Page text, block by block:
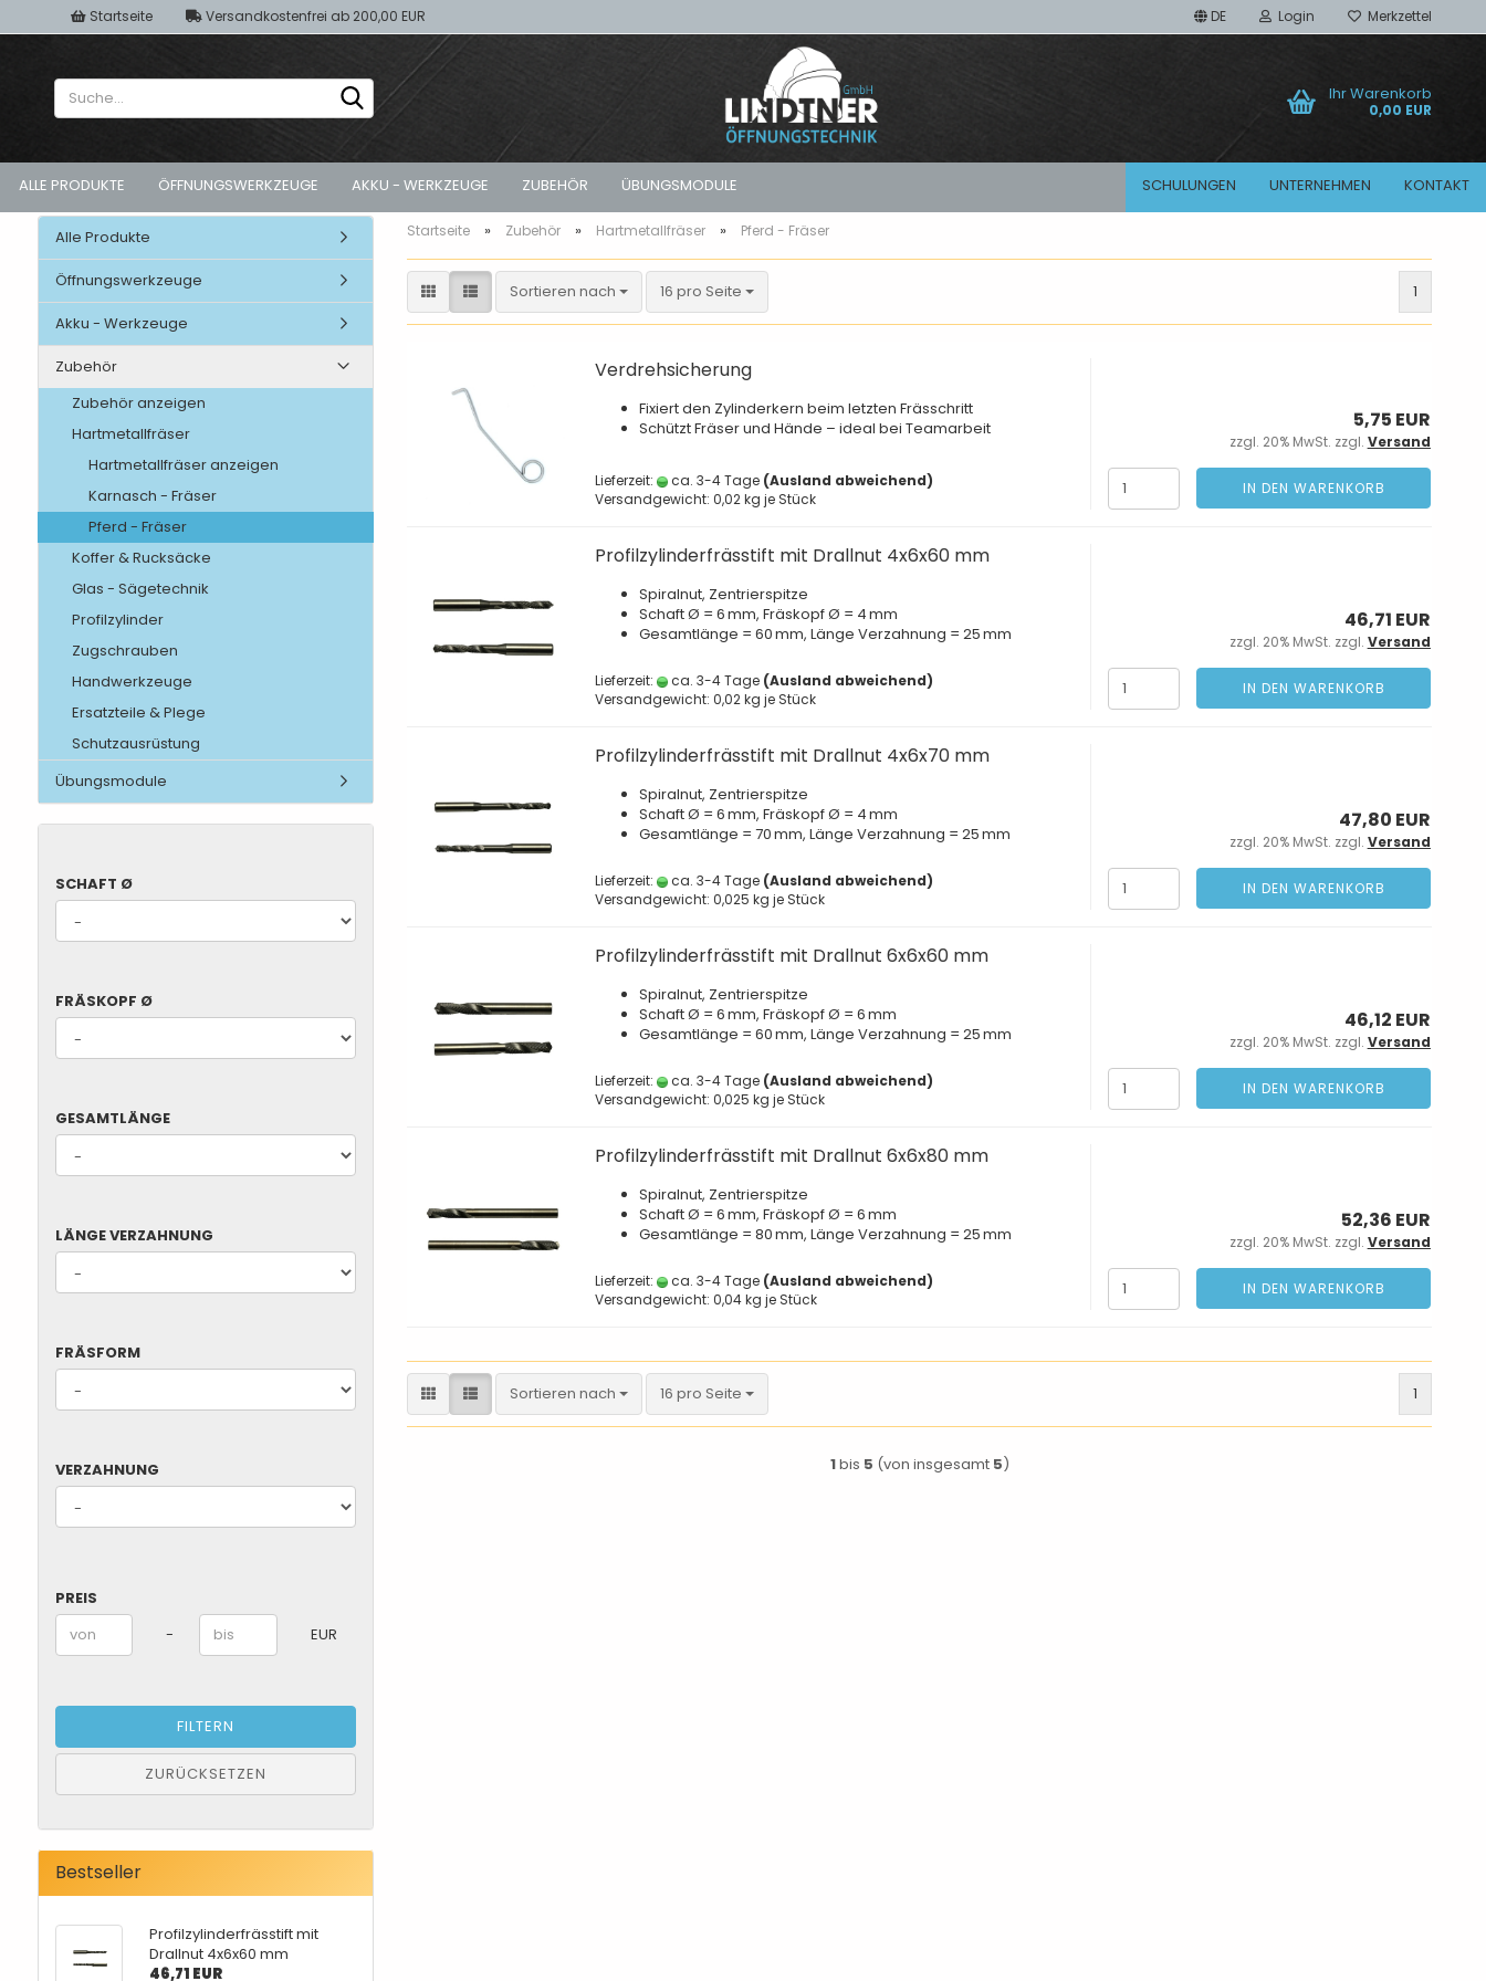
Startseite Versandkostenfrei ab 200,00 EUR DE Login Merkzettel
Suche... Ihr Warenkorb
0,00 EUR
ALLE PRODUKTE ÖFFNUNGSWERKZEUGE
gekippte Fenster
geschlossene Fenster
Koffersysteme
Türöffnung Sets
zugesperrte Türen
Koffersets – Tür- &
Fensteröffnung im Set
AKKU - WERKZEUGE
Akku-Schrauber
Geradschleifer
Akku-Schrauber
Geradschleifer
ZUBEHÖR
Karnasch - Fräser
Pferd - Fräser
ÜBUNGSMODULE SCHULUNGEN UNTERNEHMEN KONTAKT
Startseite » Zubehör » Hartmetallfräser » Pferd - Fräser
Sortieren nach
Sortieren nach 16 pro Seite
pro Seite 1
Verdrehsicherung
Fixiert den Zylinderkern beim letzten Frässchritt
Schützt Fräser und Hände – ideal bei Teamarbeit
Lieferzeit: ca. 3-4 Tage (Ausland abweichend)
Versandgewicht: 0,02kg je Stück
5,75 EUR
zzgl. 20% MwSt. zzgl. Versand
IN DEN WARENKORB
Profilzylinderfrässtift mit Drallnut 4x6x60 mm
Spiralnut, Zentrierspitze
Schaft Ø = 6 mm, Fräskopf Ø = 4 mm
Gesamtlänge = 60 mm, Länge Verzahnung = 25 mm
Lieferzeit: ca. 3-4 Tage (Ausland abweichend)
Versandgewicht: 0,02kg je Stück
46,71 EUR
zzgl. 20% MwSt. zzgl. Versand
IN DEN WARENKORB
Profilzylinderfrässtift mit Drallnut 4x6x70 mm
Spiralnut, Zentrierspitze
Schaft Ø = 6 mm, Fräskopf Ø = 4 mm
Gesamtlänge = 70 mm, Länge Verzahnung = 25 mm
Lieferzeit: ca. 3-4 Tage (Ausland abweichend)
Versandgewicht: 0,025 kg je Stück
47,80 EUR
zzgl. 20% MwSt. zzgl. Versand
IN DEN WARENKORB
Profilzylinderfrässtift mit Drallnut 6x6x60 mm
Spiralnut, Zentrierspitze
Schaft Ø = 6 mm, Fräskopf Ø = 6 mm
Gesamtlänge = 60 mm, Länge Verzahnung = 25 mm
Lieferzeit: ca. 3-4 Tage (Ausland abweichend)
Versandgewicht: 0,025 kg je Stück
46,12 EUR
zzgl. 20% MwSt. zzgl. Versand
IN DEN WARENKORB
Profilzylinderfrässtift mit Drallnut 6x6x80 mm
Spiralnut, Zentrierspitze
Schaft Ø = 6 mm, Fräskopf Ø = 6 mm
Gesamtlänge = 80 mm, Länge Verzahnung = 25 mm
Lieferzeit: ca. 3-4 Tage (Ausland abweichend)
Versandgewicht: 0,04kg je Stück
52,36 EUR
zzgl. 20% MwSt. zzgl. Versand
IN DEN WARENKORB
Sortieren nach
Sortieren nach 16 pro Seite
pro Seite 1
1bis 5 (von insgesamt 5)
Alle Produkte
Öffnungswerkzeuge
Akku - Werkzeuge
Zubehör
Zubehör anzeigen
Hartmetallfräser
Hartmetallfräser anzeigen
Karnasch - Fräser
Pferd - Fräser
Koffer & Rucksäcke
Glas - Sägetechnik
Profilzylinder
Zugschrauben
Handwerkzeuge
Ersatzteile & Plege
Schutzausrüstung
Übungsmodule
SCHAFT
Ø
SCHAFT Ø
FRÄSKOPF
Ø
FRÄSKOPF Ø
GESAMTLÄNGE
GESAMTLÄNGE
LÄNGE
VERZAHNUNG
LÄNGE VERZAHNUNG
FRÄSFORM
FRÄSFORM
VERZAHNUNG
VERZAHNUNG
PREIS
Preis bis
- EUR
FILTERN
ZURÜCKSETZEN
Bestseller
Profilzylinderfrässtift mit
Drallnut 4x6x60 mm
46,71 EUR